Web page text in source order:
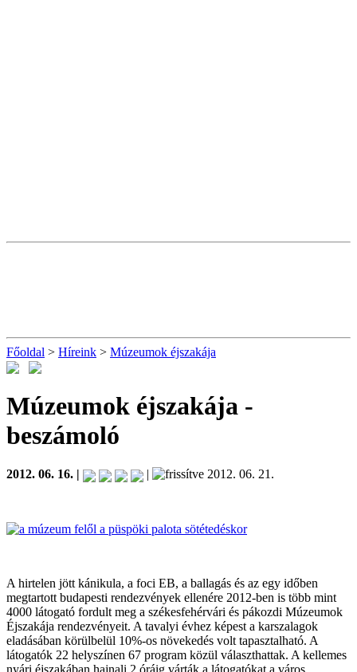
Főoldal > Híreink > Múzeumok éjszakája
Múzeumok éjszakája -
beszámoló
2012. 06. 16. | | 2012. 06. 21.
A hirtelen jött kánikula, a foci EB, a ballagás és az egy időben
megtartott budapesti rendezvények ellenére 2012-ben is több mint
4000 látogató fordult meg a székesfehérvári és pákozdi Múzeumok
Éjszakája rendezvényeit. A tavalyi évhez képest a karszalagok
eladásában körülbelül 10%-os növekedés volt tapasztalható. A
látogatók 22 helyszínen 67 program közül választhattak. A kellemes
nyári éjszakában hajnali 2 óráig várták a látogatókat a város